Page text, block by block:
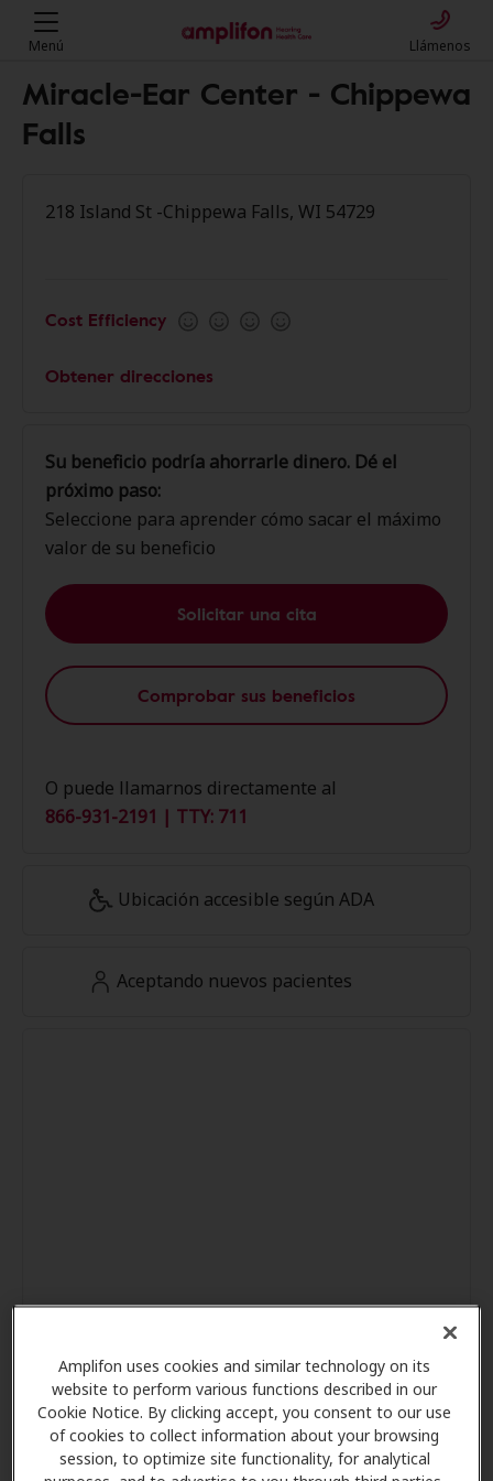
Amplifon uses cookies and similar technology on its
website to perform various functions described in our
Cookie Notice. By clicking accept, you consent to our use
of cookies to collect information about your browsing
session, to optimize site functionality, for analytical
Menú Llámenos
Miracle-Ear Center - Chippewa
Falls
218 Island St -Chippewa Falls, WI 54729
Cost Efficiency
Obtener direcciones
Su beneficio podría ahorrarle dinero. Dé el
próximo paso:
Seleccione para aprender cómo sacar el máximo
valor de su beneficio
Solicitar una cita
Comprobar sus beneficios
O puede llamarnos directamente al
866-931-2191 | TTY: 711
Ubicación accesible según ADA
Aceptando nuevos pacientes